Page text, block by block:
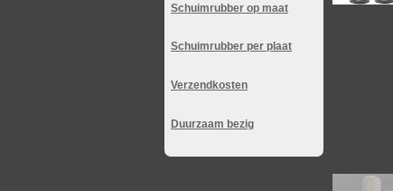
Schuimrubber op maat
Schuimrubber per plaat
Verzendkosten
Duurzaam bezig